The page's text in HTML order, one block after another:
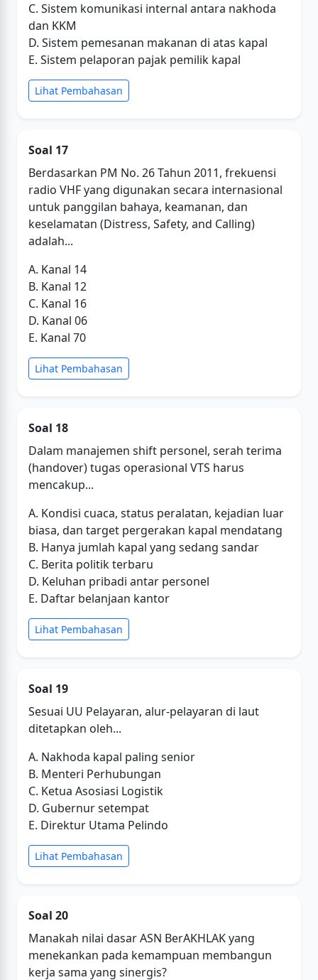
C. Sistem komunikasi internal antara nakhoda
dan KKM
D. Sistem pemesanan makanan di atas kapal
E. Sistem pelaporan pajak pemilik kapal
Lihat Pembahasan
Soal 17
Berdasarkan PM No. 26 Tahun 2011, frekuensi
radio VHF yang digunakan secara internasional
untuk panggilan bahaya, keamanan, dan
keselamatan (Distress, Safety, and Calling)
adalah...
A. Kanal 14
B. Kanal 12
C. Kanal 16
D. Kanal 06
E. Kanal 70
Lihat Pembahasan
Soal 18
Dalam manajemen shift personel, serah terima
(handover) tugas operasional VTS harus
mencakup...
A. Kondisi cuaca, status peralatan, kejadian luar
biasa, dan target pergerakan kapal mendatang
B. Hanya jumlah kapal yang sedang sandar
C. Berita politik terbaru
D. Keluhan pribadi antar personel
E. Daftar belanjaan kantor
Lihat Pembahasan
Soal 19
Sesuai UU Pelayaran, alur-pelayaran di laut
ditetapkan oleh...
A. Nakhoda kapal paling senior
B. Menteri Perhubungan
C. Ketua Asosiasi Logistik
D. Gubernur setempat
E. Direktur Utama Pelindo
Lihat Pembahasan
Soal 20
Manakah nilai dasar ASN BerAKHLAK yang
menekankan pada kemampuan membangun
kerja sama yang sinergis?